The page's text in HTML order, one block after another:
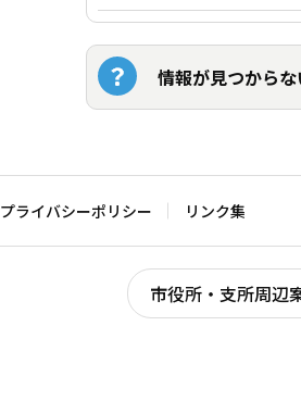
情報が見つから
プライバシーポリシー リンク集
市役所・支所周辺